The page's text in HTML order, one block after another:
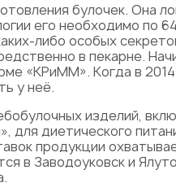
булочек. Она
его необходимо по
либо особых
в пекарне.
«КРиММ». Когда в
у неё.
изделий,
для диетического
продукции
в Заводоуковск и